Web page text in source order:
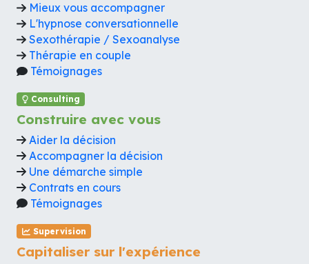
Mieux vous accompagner
L'hypnose conversationnelle
Sexothérapie / Sexoanalyse
Thérapie en couple
Témoignages
Consulting
Construire avec vous
Aider la décision
Accompagner la décision
Une démarche simple
Contrats en cours
Témoignages
Supervision
Capitaliser sur l'expérience